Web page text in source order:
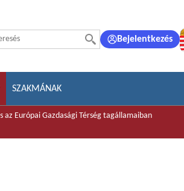
Bejelentkezés
SZAKMÁNAK
az Európai Gazdasági Térség tagállamaiban